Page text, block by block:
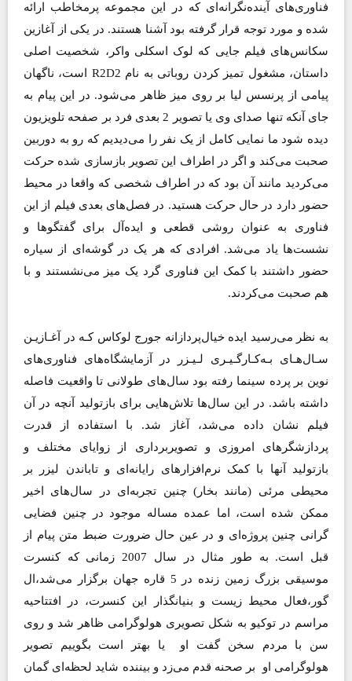
فناوری‌های آینده‌نگرانه‌ای که در این مجموعه پرمخاطب ارائه
شده و مورد توجه قرار گرفته بود آشنا هستند. در یکی از آغازین
سکانس‌های فیلم جایی که لوک اسکلی واکر،‌ شخصیت اصلی
داستان، ‌مشغول تمیز کردن روباتی به نام R2D2 است، ‌ناگهان
پیامی از پرنسس لیا بر روی میز ظاهر می‌شود. در این پیام به
جای آنکه تنها صدای وی یا تصویر 2 بعدی فرد بر صفحه تلویزیون
دیده شود ما نمایی کامل از یک نفر را می‌دیدیم که رو به دوربین
صحبت می‌کند و اگر در اطراف این تصویر بازسازی شده حرکت
می‌کردید مانند آن بود که در اطراف شخصی که واقعا در محیط
حضور دارد در حال حرکت هستید. در فصل‌های بعدی فیلم از این
فناوری به عنوان روشی قطعی و ایده‌آل برای گفتگو‌ها و
نشست‌ها یاد می‌شد. افرادی که هر یک در گوشه‌ای از سیاره
حضور داشتند با کمک این فناوری گرد یک میز می‌نشستند و با
هم صحبت می‌کردند.
به نظر می‌رسید ایده خیال‌پردازانه جورج لوکاس کـه در آغـازیـن
سـال‌هـای بـه‌کـارگـیـری لـیـزر در آزمایشگاه‌های فناوری‌های
نوین بر پرده سینما رفته بود سال‌های طولانی تا واقعیت فاصله
داشته باشد. در این سال‌ها تلاش‌هایی برای بازتولید آنچه در آن
فیلم نشان داده می‌شد، آغاز شد. با استفاده از قدرت
پردازشگرهای امروزی و تصویربرداری از زوایای مختلف و
بازتولید آنها با کمک نرم‌افزارهای رایانه‌ای و تاباندن لیزر بر
محیطی مرئی (مانند بخار) چنین تجربه‌ای در سال‌های اخیر
ممکن شده است، اما عمده مساله موجود در چنین فضایی
گرانی چنین پروژه‌ای و در عین حال ضرورت ضبط متن پیام از
قبل است. به طور مثال در سال 2007 زمانی که کنسرت
موسیقی بزرگ زمین زنده در 5 قاره جهان برگزار می‌شد،‌ال
گور،‌فعال محیط زیست و بنیانگذار این کنسرت،‌ در افتتاحیه
مراسم در توکیو به شکل تصویری هولوگرامی ظاهر شد و روی
سن با مردم سخن گفت او یا بهتر است بگوییم تصویر
هولوگرامی او بر صحنه قدم می‌زد و بیننده شاید لحظه‌ای گمان